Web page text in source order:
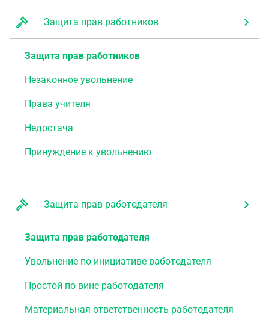
Защита прав работников
Защита прав работников
Незаконное увольнение
Права учителя
Недостача
Принуждение к увольнению
Защита прав работодателя
Защита прав работодателя
Увольнение по инициативе работодателя
Простой по вине работодателя
Материальная ответственность работодателя